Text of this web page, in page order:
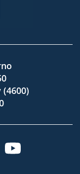
(4600)